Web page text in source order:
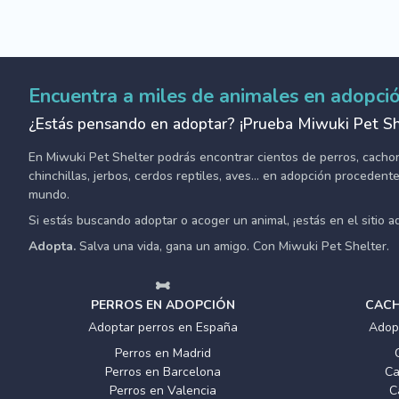
Encuentra a miles de animales en
¿Estás pensando en adoptar? ¡Prueba Miwuki Pet
En Miwuki Pet Shelter podrás encontrar cientos de perros,
chinchillas, jerbos, cerdos reptiles, aves... en adopción
mundo.
Si estás buscando adoptar o acoger un animal, ¡estás en el sitio
Adopta. Salva una vida, gana un amigo. Con Miwuki Pet Shelter.
PERROS EN ADOPCIÓN
Adoptar perros en España
Perros en Madrid
Perros en Barcelona
Perros en Valencia